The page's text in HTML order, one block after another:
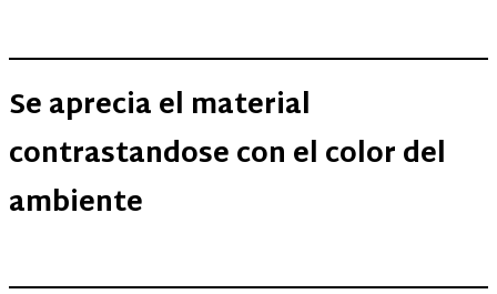
Se aprecia el material
contrastandose con el color del
ambiente